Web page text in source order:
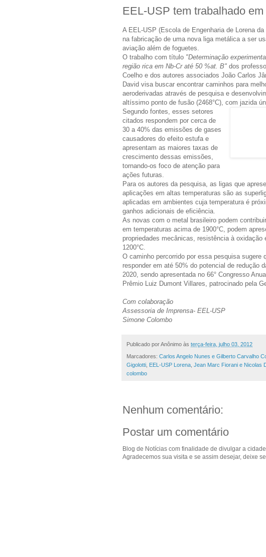
EEL-USP tem trabalhado
A EEL-USP (Escola de Engenharia de Lorena
na fabricação de uma nova liga metálica a ser
aviação além de foguetes.
O trabalho com título "Determinação
região rica em Nb-Cr até 50 %at. B" dos
Coelho e dos autores associados João Carlos
David visa buscar encontrar caminhos para
aeroderivadas através de pesquisa e
altíssimo ponto de fusão (2468°C) , com jazida
Segundo fontes, esses setores
citados respondem por cerca de
30 a 40% das emissões de gases
causadores do efeito estufa e
apresentam as maiores taxas de
crescimento dessas emissões,
tornando-os foco de atenção para
ações futuras.
Para os autores da pesquisa, as ligas que
aplicações em altas temperaturas são as
aplicadas em ambientes cuja temperatura é
ganhos adicionais de eficiência.
As novas com o metal brasileiro podem
em temperaturas acima de 1900°C, podem
propriedades mecânicas, resistência à
1200°C.
O caminho percorrido por essa pesquisa sugere
responder em até 50% do potencial de redução
2020 , sendo apresentada no 66° Congresso
Prêmio Luiz Dumont Villares, patrocinado pela
Com colaboração
Assessoria de Imprensa- EEL-USP
Simone Colombo
Publicado porAnônimo às terça-feira, julho 03, 2012
Marcadores: Carlos Angelo Nunes e Gilberto Carvalho
Gigolotti EEL-USP Lorena Jean Marc Fiorani e Nicolas
colombo
Nenhum comentário:
Postar um comentário
Blog de Notícias com finalidade de divulgar a
Agradecemos sua visita e se assim desejar, deixe